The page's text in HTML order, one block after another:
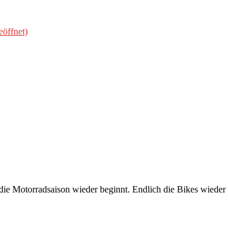
Motorradsaison wieder beginnt. Endlich die Bikes